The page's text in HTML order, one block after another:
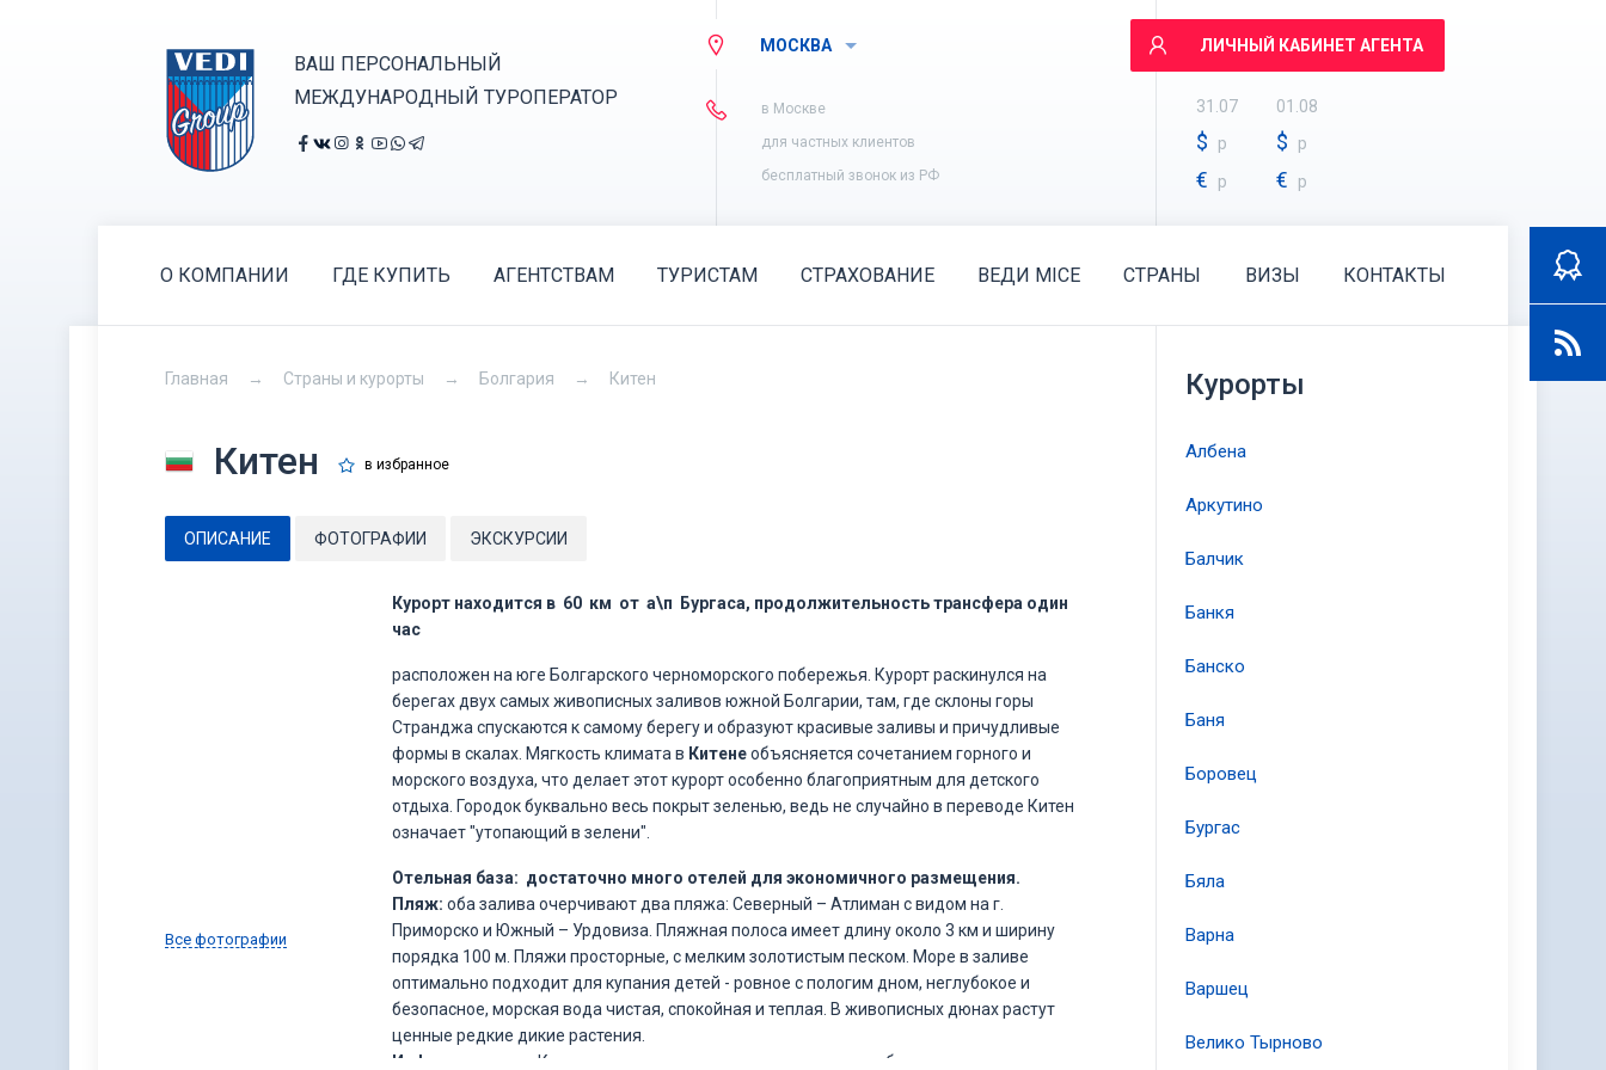
ВАШ ПЕРСОНАЛЬНЫЙ
МЕЖДУНАРОДНЫЙ ТУРОПЕРАТОР
МОСКВА
в Москве
для частных клиентов
бесплатный звонок из РФ
ЛИЧНЫЙ КАБИНЕТ АГЕНТА
31.07
$ р
€ р
01.08
$ р
€ р
О КОМПАНИИ ГДЕ КУПИТЬ АГЕНТСТВАМ ТУРИСТАМ СТРАХОВАНИЕ ВЕДИ MICE СТРАНЫ ВИЗЫ КОНТАКТЫ
Главная Страны и курорты Болгария Китен
Китен в избранное
ОПИСАНИЕ ФОТОГРАФИИ ЭКСКУРСИИ
Все фотографии
Курорт находится в 60 км от а\п Бургаса, продолжительность трансфера один
час
расположен на юге Болгарского черноморского побережья. Курорт раскинулся на
берегах двух самых живописных заливов южной Болгарии, там, где склоны горы
Странджа спускаются к самому берегу и образуют красивые заливы и причудливые
формы в скалах. Мягкость климата в Китенеобъясняется сочетанием горного и
морского воздуха, что делает этот курорт особенно благоприятным для детского
отдыха. Городок буквально весь покрыт зеленью, ведь не случайно в переводе Китен
означает "утопающий в зелени".
Отельная база: достаточно много отелей для экономичного размещения.
Пляж: оба залива очерчивают два пляжа: Северный – Атлиман с видом на г.
Приморско и Южный – Урдовиза. Пляжная полоса имеет длину около 3 км и ширину
порядка 100 м. Пляжи просторные, с мелким золотистым песком. Море в заливе
оптимально подходит для купания детей - ровное с пологим дном, неглубокое и
безопасное, морская вода чистая, спокойная и теплая. В живописных дюнах растут
ценные редкие дикие растения.
Инфраструктура:
Китен предлагает возможности для разнообразных видов спорта:
Курорты
Албена
Аркутино
Балчик
Банкя
Банско
Баня
Боровец
Бургас
Бяла
Варна
Варшец
Велико Тырново